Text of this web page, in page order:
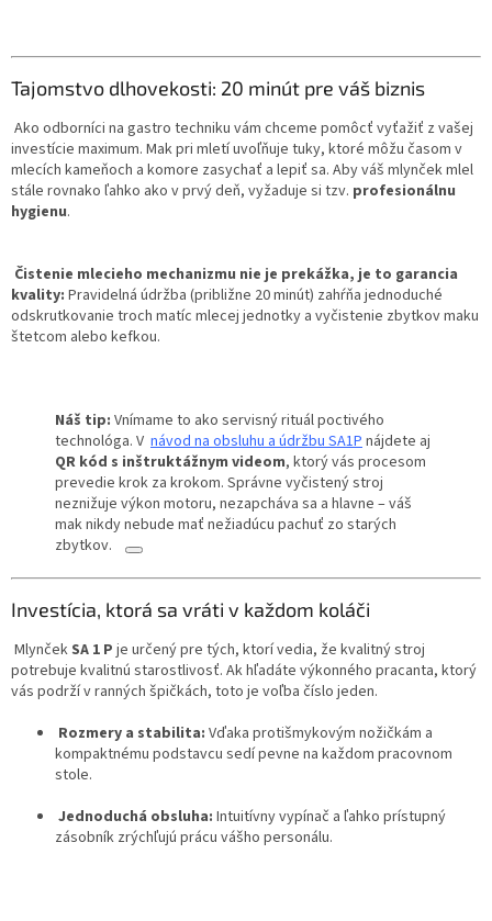
Tajomstvo dlhovekosti: 20 minút pre váš biznis
Ako odborníci na gastro techniku vám chceme pomôcť vyťažiť z vašej
investície maximum. Mak pri mletí uvoľňuje tuky, ktoré môžu časom v
mlecích kameňoch a komore zasychať a lepiť sa. Aby váš mlynček mlel
stále rovnako ľahko ako v prvý deň, vyžaduje si tzv. profesionálnu
hygienu.
Čistenie mlecieho mechanizmu nie je prekážka, je to garancia
kvality: Pravidelná údržba (približne 20 minút) zahŕňa jednoduché
odskrutkovanie troch matíc mlecej jednotky a vyčistenie zbytkov maku
štetcom alebo kefkou.
Náš tip: Vnímame to ako servisný rituál poctivého
technológa. V návod na obsluhu a údržbu SA1Pnájdete aj
QR kód s inštruktážnym videom, ktorý vás procesom
prevedie krok za krokom. Správne vyčistený stroj
neznižuje výkon motoru, nezapcháva sa a hlavne – váš
mak nikdy nebude mať nežiadúcu pachuť zo starých
zbytkov.
Investícia, ktorá sa vráti v každom koláči
MlynčekSA 1 P je určený pre tých, ktorí vedia, že kvalitný stroj
potrebuje kvalitnú starostlivosť. Ak hľadáte výkonného pracanta, ktorý
vás podrží v ranných špičkách, toto je voľba číslo jeden.
Rozmery a stabilita: Vďaka protišmykovým nožičkám a
kompaktnému podstavcu sedí pevne na každom pracovnom
stole.
Jednoduchá obsluha: Intuitívny vypínač a ľahko prístupný
zásobník zrýchľujú prácu vášho personálu.